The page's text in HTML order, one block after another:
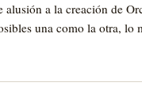
a la creación de
una como la otra, lo